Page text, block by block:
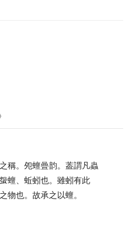
稱。夗蟺曡韵。葢謂凡蟲
蟺、蚯蚓也。雖蚓有此
物也。故承之以蟺。